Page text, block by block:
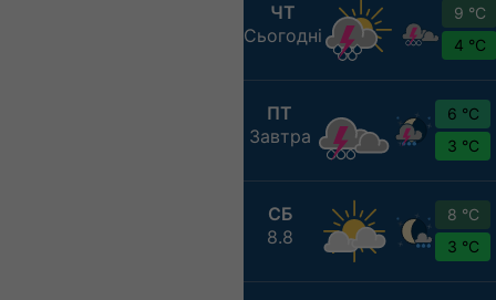
ЧТ
Сьогодні
9 °C
4 °C
ПТ
Завтра
6 °C
3 °C
СБ
8.8
8 °C
3 °C